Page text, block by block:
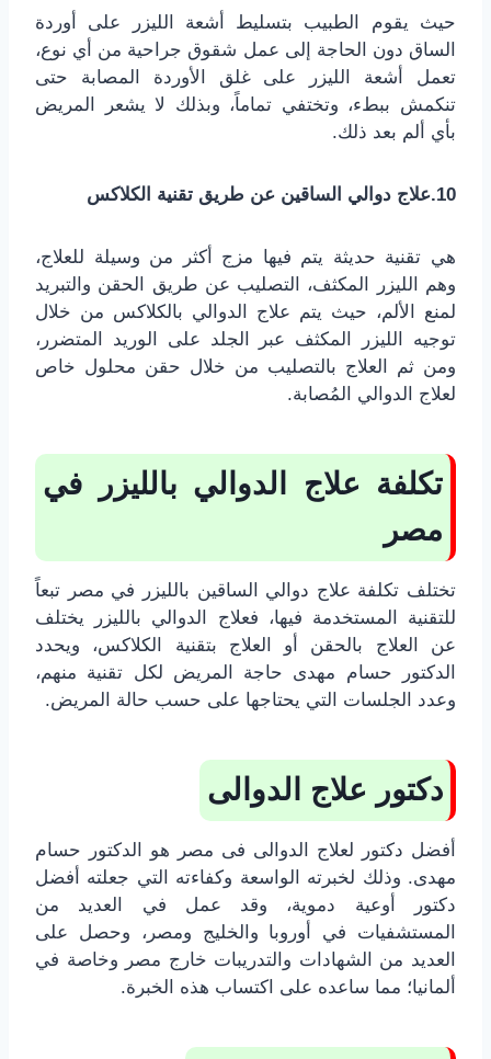
حيث يقوم الطبيب بتسليط أشعة الليزر على أوردة
الساق دون الحاجة إلى عمل شقوق جراحية من أي نوع،
تعمل أشعة الليزر على غلق الأوردة المصابة حتى
تنكمش ببطء، وتختفي تماماً، وبذلك لا يشعر المريض
بأي ألم بعد ذلك.
10.علاج دوالي الساقين عن طريق تقنية الكلاكس
هي تقنية حديثة يتم فيها مزج أكثر من وسيلة للعلاج،
وهم الليزر المكثف، التصليب عن طريق الحقن والتبريد
لمنع الألم، حيث يتم علاج الدوالي بالكلاكس من خلال
توجيه الليزر المكثف عبر الجلد على الوريد المتضرر،
ومن ثم العلاج بالتصليب من خلال حقن محلول خاص
لعلاج الدوالي المُصابة.
تكلفة علاج الدوالي بالليزر في
مصر
تختلف تكلفة علاج دوالي الساقين بالليزر في مصر تبعاً
للتقنية المستخدمة فيها، فعلاج الدوالي بالليزر يختلف
عن العلاج بالحقن أو العلاج بتقنية الكلاكس، ويحدد
الدكتور حسام مهدى حاجة المريض لكل تقنية منهم،
وعدد الجلسات التي يحتاجها على حسب حالة المريض.
دكتور علاج الدوالى
أفضل دكتور لعلاج الدوالى فى مصر هو الدكتور حسام
مهدى. وذلك لخبرته الواسعة وكفاءته التي جعلته أفضل
دكتور أوعية دموية، وقد عمل في العديد من
المستشفيات في أوروبا والخليج ومصر، وحصل على
العديد من الشهادات والتدريبات خارج مصر وخاصة في
ألمانيا؛ مما ساعده على اكتساب هذه الخبرة.